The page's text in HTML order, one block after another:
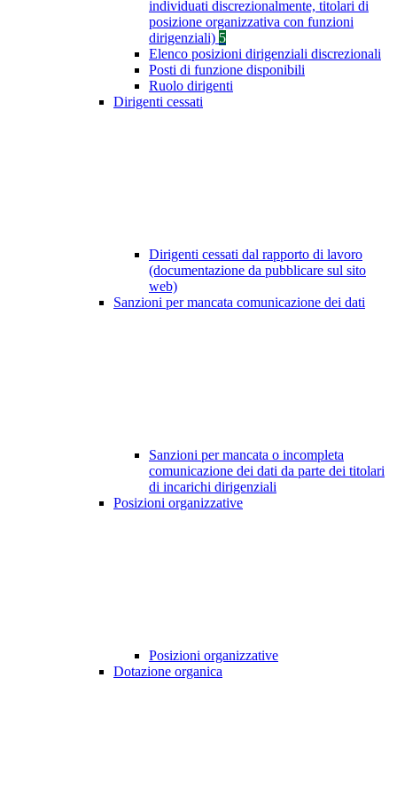
individuati discrezionalmente, titolari di
posizione organizzativa con funzioni
dirigenziali) 5
Elenco posizioni dirigenziali discrezionali
Posti di funzione disponibili
Ruolo dirigenti
Dirigenti cessati
Dirigenti cessati dal rapporto di lavoro
(documentazione da pubblicare sul sito
web)
Sanzioni per mancata comunicazione dei dati
Sanzioni per mancata o incompleta
comunicazione dei dati da parte dei titolari
di incarichi dirigenziali
Posizioni organizzative
Posizioni organizzative
Dotazione organica